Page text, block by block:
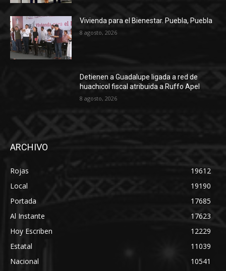
Vivienda para el Bienestar. Puebla, Puebla
8 agosto, 2026
Detienen a Guadalupe ligada a red de
huachicol fiscal atribuida a Ruffo Apel
8 agosto, 2026
ARCHIVO
Rojas
19612
Local
19190
Portada
17685
Al Instante
17623
Hoy Escriben
12229
Estatal
11039
Nacional
10541